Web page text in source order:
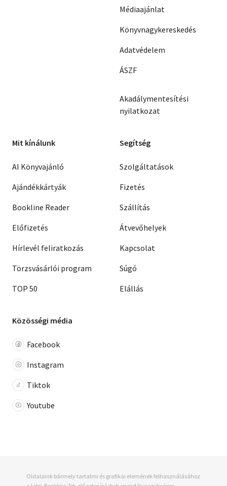
Médiaajánlat
Könyvnagykereskedés
Adatvédelem
ÁSZF
Akadálymentesítési
nyilatkozat
Mit kínálunk
AI Könyvajánló
Ajándékkártyák
Bookline Reader
Előfizetés
Hírlevél feliratkozás
Törzsvásárlói program
TOP 50
Segítség
Szolgáltatások
Fizetés
Szállítás
Átvevőhelyek
Kapcsolat
Súgó
Elállás
Közösségi média
Facebook
Instagram
Tiktok
Youtube
Oldalaink bármely tartalmi és grafikai elemének felhasználásához